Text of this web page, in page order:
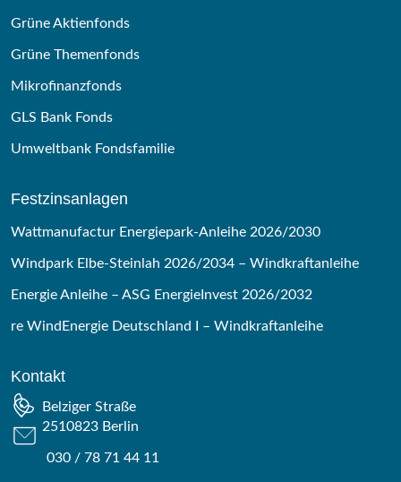
Grüne Aktienfonds
Grüne Themenfonds
Mikrofinanzfonds
GLS Bank Fonds
Umweltbank Fondsfamilie
Festzinsanlagen
Wattmanufactur Energiepark-Anleihe 2026/2030
Windpark Elbe-Steinlah 2026/2034 – Windkraftanleihe
Energie Anleihe – ASG EnergieInvest 2026/2032
re WindEnergie Deutschland I – Windkraftanleihe
Kontakt
Belziger Straße
2510823 Berlin
030 / 78 71 44 11